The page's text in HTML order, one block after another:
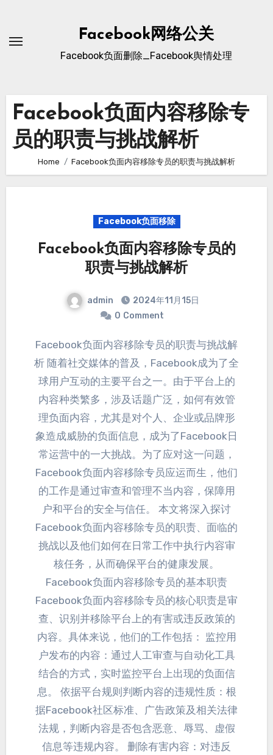
content
Facebook网络公关
Facebook负面删除_Facebook舆情处理
Facebook负面内容移除专
员的职责与挑战解析
Home Facebook负面内容移除专员的职责与挑战解析
Facebook负面移除
Facebook负面内容移除专员的
职责与挑战解析
admin 2024年11月15日
0 Comment
Facebook负面内容移除专员的职责与挑战解
析 随着社交媒体的普及 ， Facebook成为了全
球用户互动的主要平台之一。 由于平台上的
内容种类繁多 ， 涉及话题广泛 ， 如何有效管
理负面内容 ， 尤其是对个人 、 企业或品牌形
象造成威胁的负面信息 ， 成为了Facebook日
常运营中的一大挑战。 为了应对这一问题 ，
Facebook负面内容移除专员应运而生 ， 他们
的工作是通过审查和管理不当内容 ， 保障用
户和平台的安全与信任。 本文将深入探讨
Facebook负面内容移除专员的职责、 面临的
挑战以及他们如何在日常工作中执行内容审
核任务 ， 从而确保平台的健康发展。
Facebook负面内容移除专员的基本职责
Facebook负面内容移除专员的核心职责是审
查、 识别并移除平台上的有害或违反政策的
内容。 具体来说， 他们的工作包括：
监控用
户发布的内容 ： 通过人工审查与自动化工具
结合的方式， 实时监控平台上出现的负面信
息。 依据平台规则判断内容的违规性质： 根
据Facebook社区标准、 广告政策及相关法律
法规， 判断内容是否包含恶意、 辱骂、 虚假
信息等违规内容。 删除有害内容 ： 对违反